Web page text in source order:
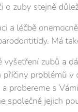
o zuby stejně
a léčbě
Má
zubů a
problémů
probereme s
společně jejich